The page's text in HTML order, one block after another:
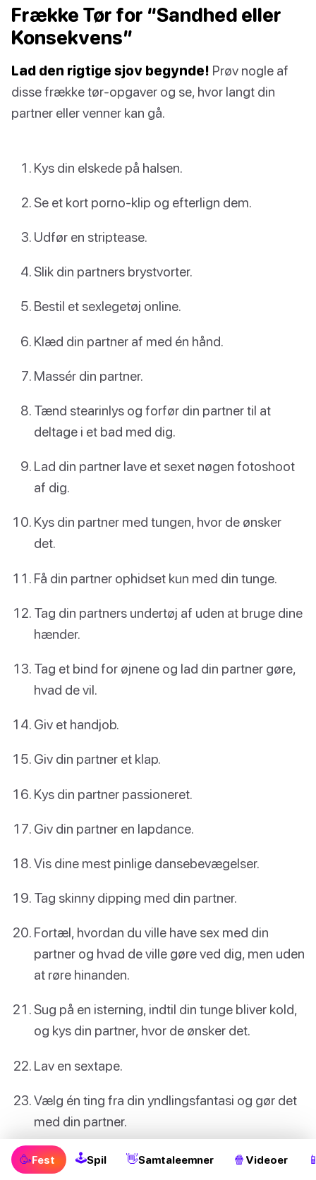
Frække Tør for “Sandhed eller
Konsekvens”
Lad den rigtige sjov begynde! Prøv nogle af
disse frække tør-opgaver og se, hvor langt din
partner eller venner kan gå.
Kys din elskede på halsen.
Se et kort porno-klip og efterlign dem.
Udfør en striptease.
Slik din partners brystvorter.
Bestil et sexlegetøj online.
Klæd din partner af med én hånd.
Massér din partner.
Tænd stearinlys og forfør din partner til at
deltage i et bad med dig.
Lad din partner lave et sexet nøgen fotoshoot
af dig.
Kys din partner med tungen, hvor de ønsker
det.
Få din partner ophidset kun med din tunge.
Tag din partners undertøj af uden at bruge dine
hænder.
Tag et bind for øjnene og lad din partner gøre,
hvad de vil.
Giv et handjob.
Giv din partner et klap.
Kys din partner passioneret.
Giv din partner en lapdance.
Vis dine mest pinlige dansebevægelser.
Tag skinny dipping med din partner.
Fortæl, hvordan du ville have sex med din
partner og hvad de ville gøre ved dig, men uden
at røre hinanden.
Sug på en isterning, indtil din tunge bliver kold,
og kys din partner, hvor de ønsker det.
Lav en sextape.
Vælg én ting fra din yndlingsfantasi og gør det
med din partner.
Prøv at få din partner til at komme på 5
🥳Fest 🕹Spil 👋Samtaleemner 🍿 Videoer